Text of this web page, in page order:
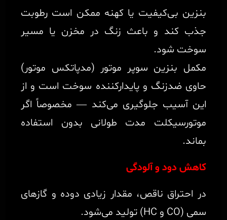
بنزین بی‌کیفیت یا کهنه ممکن است رطوبت
جذب کند و باعث زنگ در مخزن یا مسیر
سوخت شود.
مکمل بنزین سوپر موتور (مدپاتکس موتور)
حاوی ضدزنگ و پایدارکننده سوخت است و از
این آسیب جلوگیری می‌کند — مخصوصاً اگر
موتورسیکلت مدت طولانی بدون استفاده
بماند.
کاهش دود و آلودگی
در احتراق ناقص، مقدار زیادی دوده و گازهای
سمی (CO و HC) تولید می‌شود.